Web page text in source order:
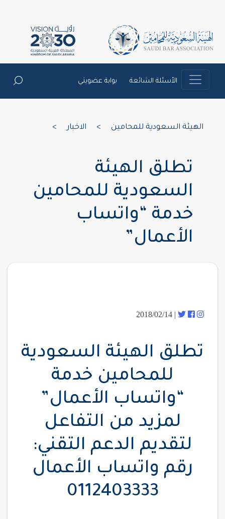
الأسئلة الشائعة بوابة عضويتي
الهيئة السعودية للمحامين الاخبار
تطلق الهيئة
السعودية للمحامين
خدمة “واتساب
الأعمال”
| 2018/02/14
تطلق الهيئة السعودية
للمحامين خدمة
“واتساب الأعمال”
لمزيد من التفاعل
لتقديم الدعم التقني:
رقم واتساب الأعمال
0112403333